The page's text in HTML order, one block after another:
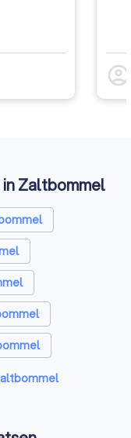
account_circle
Zaltbommel